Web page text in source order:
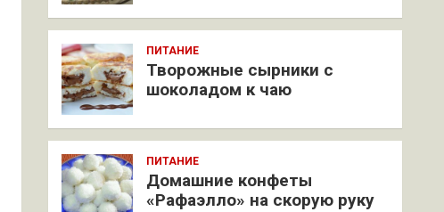
ПИТАНИЕ
Творожные сырники с
шоколадом к чаю
ПИТАНИЕ
Домашние конфеты
«Рафаэлло» на скорую руку